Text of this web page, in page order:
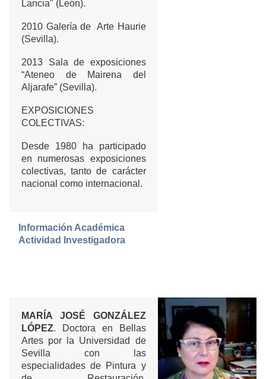
Lancia" (León).
2010 Galería de Arte Haurie
(Sevilla).
2013 Sala de exposiciones
“Ateneo de Mairena del
Aljarafe” (Sevilla).
EXPOSICIONES
COLECTIVAS:
Desde 1980 ha participado
en numerosas exposiciones
colectivas, tanto de carácter
nacional como internacional.
Información Académica
Actividad Investigadora
MARÍA JOSÉ GONZÁLEZ
LÓPEZ. Doctora en Bellas
Artes por la Universidad de
Sevilla con las
especialidades de Pintura y